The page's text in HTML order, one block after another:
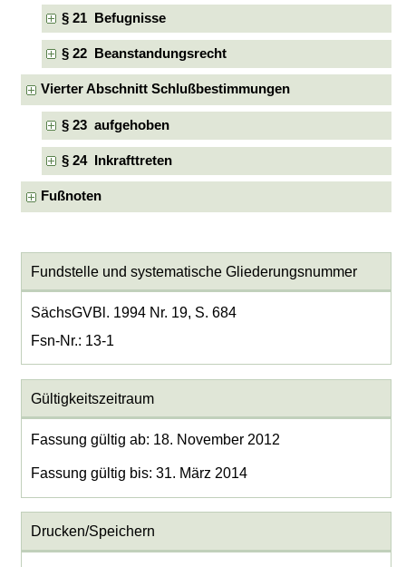
§ 21 Befugnisse
§ 22 Beanstandungsrecht
Vierter Abschnitt Schlußbestimmungen
§ 23 aufgehoben
§ 24 Inkrafttreten
Fußnoten
Fundstelle und systematische Gliederungsnummer
SächsGVBl. 1994 Nr. 19, S. 684
Fsn-Nr.: 13-1
Gültigkeitszeitraum
Fassung gültig ab: 18. November 2012
Fassung gültig bis: 31. März 2014
Drucken/Speichern